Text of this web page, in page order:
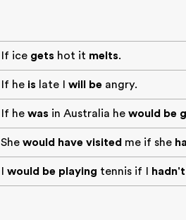
If ice gets hot it melts.
If he is late I will be angry.
If he was in Australia he would be
She would have visited me if she
I would be playing tennis if I